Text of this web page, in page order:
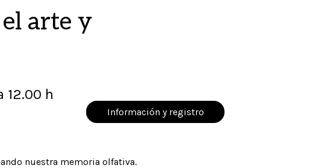
arte y
12.00 h
Información y registro
nuestra memoria olfativa.